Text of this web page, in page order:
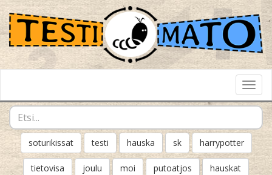
soturikissat testi hauska sk harrypotter
tietovisa joulu moi putoatjos hauskat